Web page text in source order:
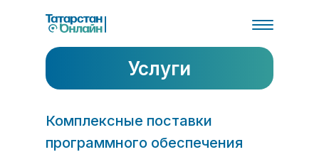
Услуги
Комплексные поставки
программного обеспечения